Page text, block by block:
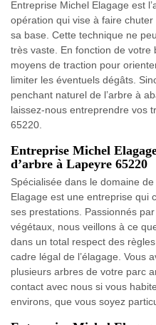
Entreprise Michel Elagage est
opération qui vise à faire
sa base. Cette technique ne
très vaste. En fonction de
moyens de traction pour
limiter les éventuels dégâts.
penchant naturel de l’arbre à
laissez-nous entreprendre vos
65220.
Entreprise Michel
d’arbre à Lapeyre 65220
Spécialisée dans le domaine
Elagage est une entreprise qui
ses prestations. Passionnés
végétaux, nous veillons à ce
dans un total respect des
cadre légal de l’élagage. Vous
plusieurs arbres de votre parc
contact avec nous si vous
environs, que vous soyez